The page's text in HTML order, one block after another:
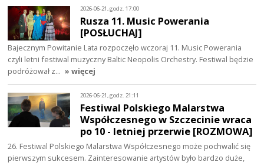
2026-06-21, godz. 17:00
Rusza 11. Music Powerania
[POSŁUCHAJ]
Bajecznym Powitanie Lata rozpoczęło wczoraj 11. Music Powerania
czyli letni festiwal muzyczny Baltic Neopolis Orchestry. Festiwal będzie
podróżował z… » więcej
2026-06-21, godz. 21:11
Festiwal Polskiego Malarstwa
Współczesnego w Szczecinie wraca
po 10 - letniej przerwie [ROZMOWA]
26. Festiwal Polskiego Malarstwa Współczesnego może pochwalić się
pierwszym sukcesem. Zainteresowanie artystów było bardzo duże,